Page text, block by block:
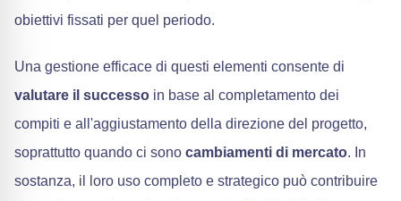
obiettivi fissati per quel periodo.
Una gestione efficace di questi elementi consente di
valutare il successo in base al completamento dei
compiti e all'aggiustamento della direzione del progetto,
soprattutto quando ci sono cambiamenti di mercato. In
sostanza, il loro uso completo e strategico può contribuire